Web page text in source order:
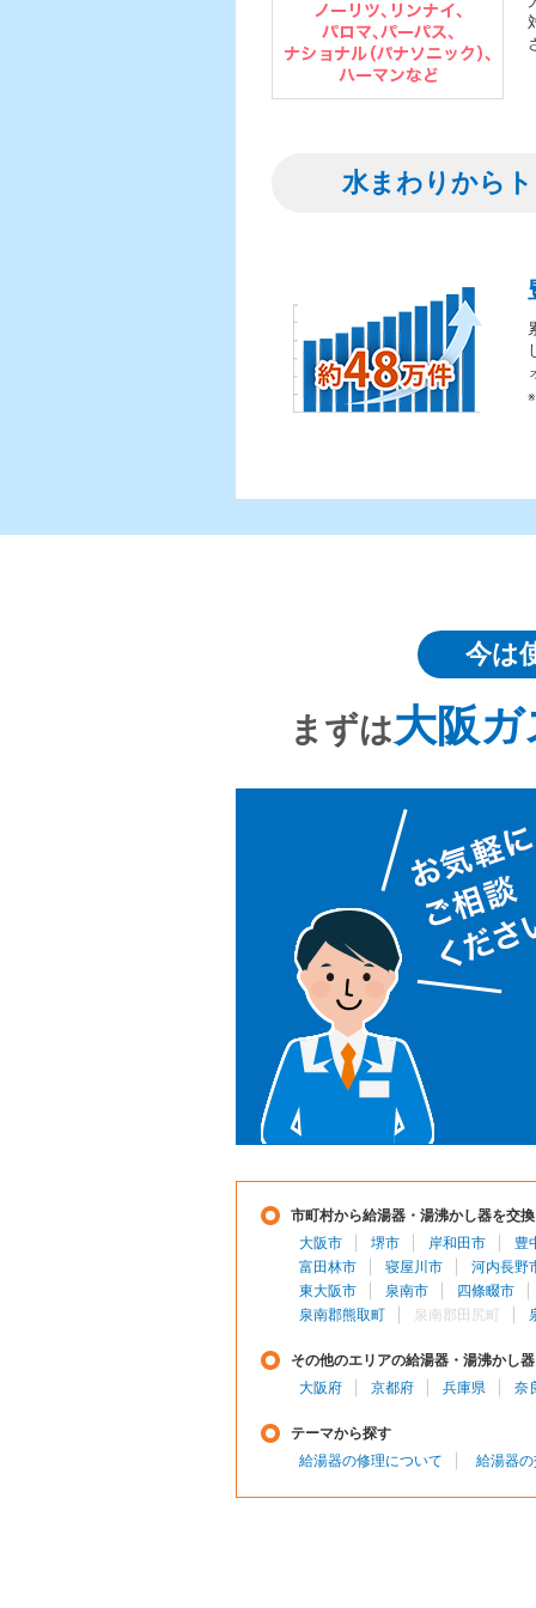
水まわりから
今は
まずは大阪
市町村から給湯器・湯沸かし器を交
大阪市
堺市 岸和田市
豊
富田林市
寝屋川市
河内長野
東大阪市
泉南市
四條畷市
泉南郡熊取町
泉南郡田尻町
その他のエリアの給湯器・湯沸かし
大阪府
京都府 兵庫県 奈
テーマから探す
給湯器の修理について
給湯器